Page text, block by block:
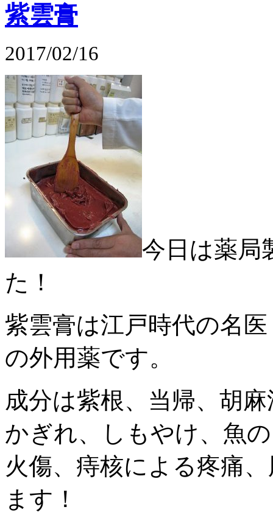
紫雲膏
2017/02/16
今日は薬局
た！
紫雲膏は江戸時代の名
の外用薬です。
成分は紫根、当帰、胡
かぎれ、しもやけ、魚
火傷、痔核による疼痛
ます！